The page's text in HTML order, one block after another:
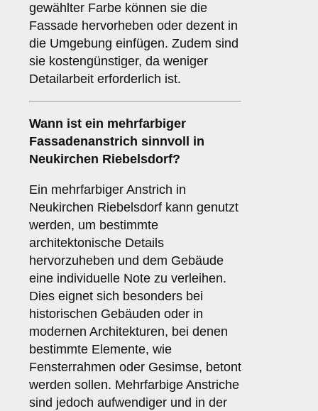
gewählter Farbe können sie die
Fassade hervorheben oder dezent in
die Umgebung einfügen. Zudem sind
sie kostengünstiger, da weniger
Detailarbeit erforderlich ist.
Wann ist ein mehrfarbiger
Fassadenanstrich sinnvoll in
Neukirchen Riebelsdorf?
Ein mehrfarbiger Anstrich in
Neukirchen Riebelsdorf kann genutzt
werden, um bestimmte
architektonische Details
hervorzuheben und dem Gebäude
eine individuelle Note zu verleihen.
Dies eignet sich besonders bei
historischen Gebäuden oder in
modernen Architekturen, bei denen
bestimmte Elemente, wie
Fensterrahmen oder Gesimse, betont
werden sollen. Mehrfarbige Anstriche
sind jedoch aufwendiger und in der